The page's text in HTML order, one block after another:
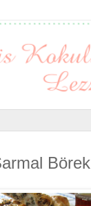
Börek